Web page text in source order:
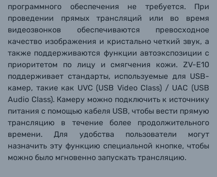
программного обеспечения не требуется. При
проведении прямых трансляций или во время
видеозвонков обеспечиваются превосходное
качество изображения и кристально четкий звук, а
также поддерживаются функции автоэкспозиции с
приоритетом по лицу и смягчения кожи. ZV-E10
поддерживает стандарты, используемые для USB-
камер, такие как UVC (USB Video Class) / UAC (USB
Audio Class). Камеру можно подключить к источнику
питания с помощью кабеля USB, чтобы вести прямую
трансляцию в течение более продолжительного
времени. Для удобства пользователи могут
назначить эту функцию специальной кнопке, чтобы
можно было мгновенно запускать трансляцию.